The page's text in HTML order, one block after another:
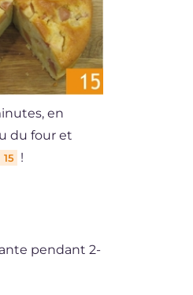
en
du four et
15 !
pendant 2-